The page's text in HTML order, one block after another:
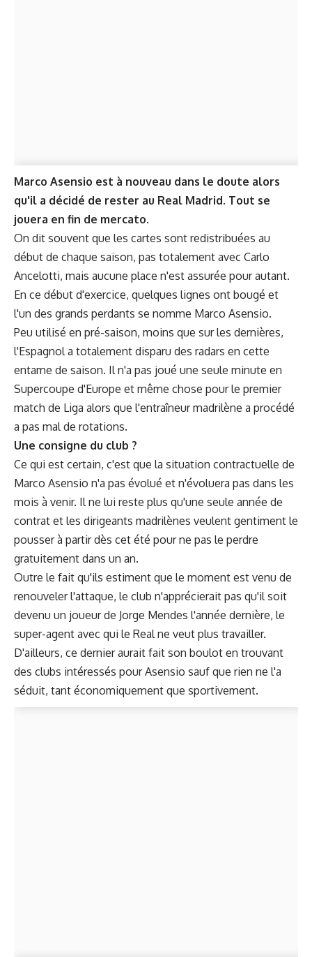
Marco Asensio est à nouveau dans le doute alors
qu'il a décidé de rester au Real Madrid. Tout se
jouera en fin de mercato.
On dit souvent que les cartes sont redistribuées au
début de chaque saison, pas totalement avec Carlo
Ancelotti, mais aucune place n'est assurée pour autant.
En ce début d'exercice, quelques lignes ont bougé et
l'un des grands perdants se nomme Marco Asensio.
Peu utilisé en pré-saison, moins que sur les dernières,
l'Espagnol a totalement disparu des radars en cette
entame de saison. Il n'a pas joué une seule minute en
Supercoupe d'Europe et même chose pour le premier
match de Liga alors que l'entraîneur madrilène a procédé
a pas mal de rotations.
Une consigne du club ?
Ce qui est certain, c'est que la situation contractuelle de
Marco Asensio n'a pas évolué et n'évoluera pas dans les
mois à venir. Il ne lui reste plus qu'une seule année de
contrat et les dirigeants madrilènes veulent gentiment le
pousser à partir dès cet été pour ne pas le perdre
gratuitement dans un an.
Outre le fait qu'ils estiment que le moment est venu de
renouveler l'attaque, le club n'apprécierait pas qu'il soit
devenu un joueur de Jorge Mendes l'année dernière, le
super-agent avec qui le Real ne veut plus travailler.
D'ailleurs, ce dernier aurait fait son boulot en trouvant
des clubs intéressés pour Asensio sauf que rien ne l'a
séduit, tant économiquement que sportivement.